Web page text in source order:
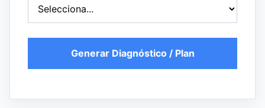
Generar Diagnóstico / Plan